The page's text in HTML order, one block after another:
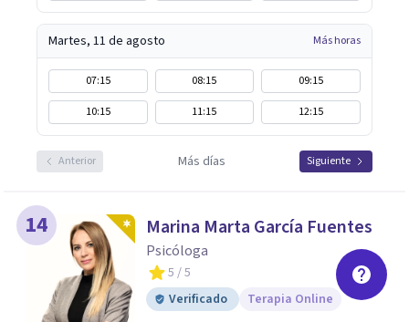
Martes, 11 de agosto Más horas
07:15 08:15
09:15
10:15
11:15 12:15
Anterior Más días Siguiente
14 Marina Marta García Fuentes
Psicóloga
5 / 5
Verificado
Terapia Online